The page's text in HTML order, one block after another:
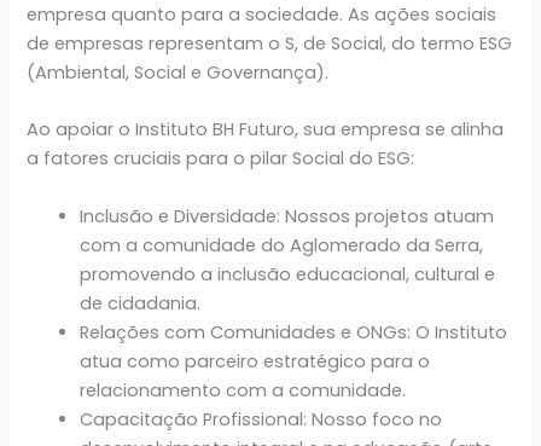
empresa quanto para a sociedade. As ações sociais
de empresas representam o S, de Social, do termo ESG
(Ambiental, Social e Governança).
Ao apoiar o Instituto BH Futuro, sua empresa se alinha
a fatores cruciais para o pilar Social do ESG:
Inclusão e Diversidade: Nossos projetos atuam
com a comunidade do Aglomerado da Serra,
promovendo a inclusão educacional, cultural e
de cidadania.
Relações com Comunidades e ONGs: O Instituto
atua como parceiro estratégico para o
relacionamento com a comunidade.
Capacitação Profissional: Nosso foco no